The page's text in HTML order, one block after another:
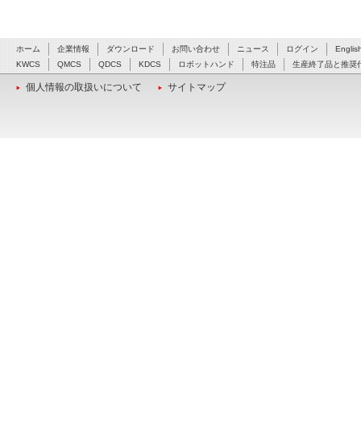
ホーム 企業情報 ダウンロード お問い合わせ ニュース ログイン
KWCS
QMCS QDCS KDCS ロボットハンド 特注品 生産終了品と推奨
個人情報の取扱いについて サイトマップ